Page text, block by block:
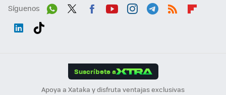
Síguenos
Suscríbete a
Apoya a Xataka y disfruta ventajas exclusivas